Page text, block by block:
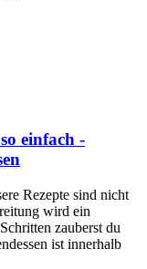
einfach -
Rezepte sind nicht
wird ein
zauberst du
ist innerhalb